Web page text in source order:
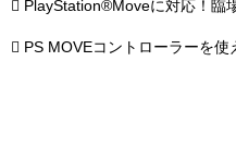
 PlayStation®Moveに対応！臨
 PS MOVEコントローラーを使